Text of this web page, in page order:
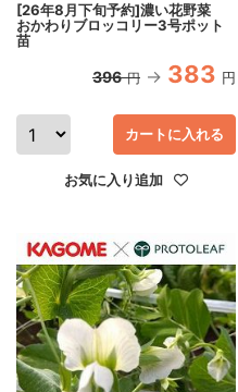
[26年8月下旬予約]濃い花野菜
おかわりブロッコリー3号ポット
苗
396 円 383 円
お気に入り追加
カートに入れる